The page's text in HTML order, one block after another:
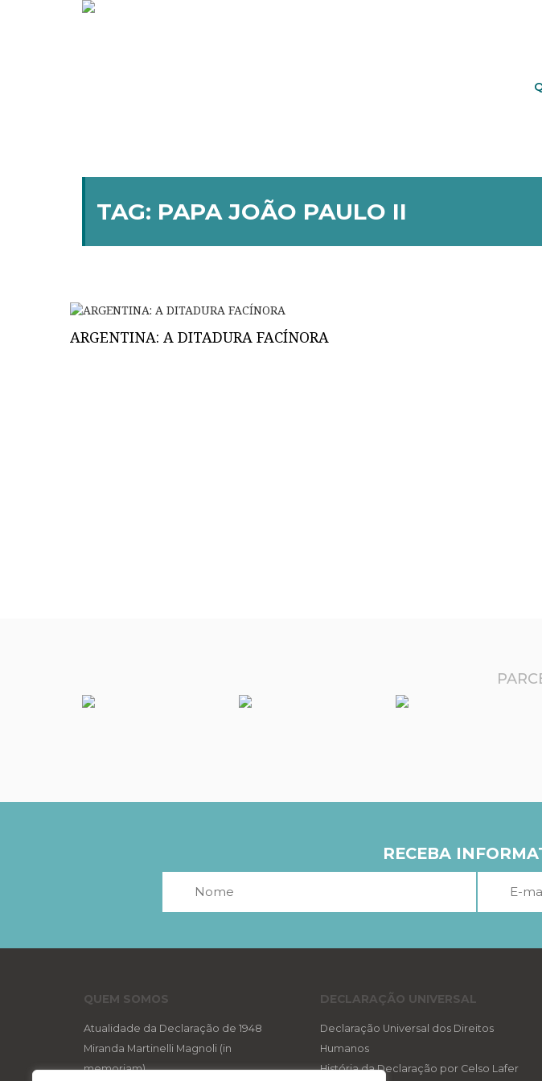
TAG: PAPA JOÃO PAULO II
ARGENTINA: A DITADURA FACÍNORA
RECEBA
QUEM SOMOS
Atualidade da Declaração de 1948
Miranda Martinelli Magnoli (in
memoriam)
DECLARAÇÃO UNIVERSAL
Declaração Universal dos Direitos
Humanos
História da Declaração por Celso Lafer